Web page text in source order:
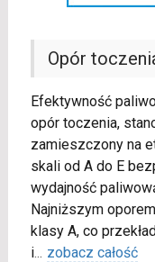
Opór
Efektywność
opór toczenia,
zamieszczony na
skali od A do E
wydajność
Najniższym
klasy A, co
i... zobacz całość